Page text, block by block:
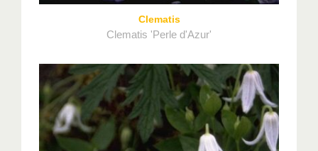
Clematis
Clematis 'Perle d'Azur'